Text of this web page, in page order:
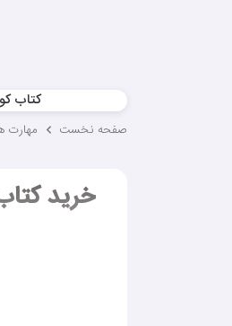
کتاب
صفحه نخست مهارت
خرید